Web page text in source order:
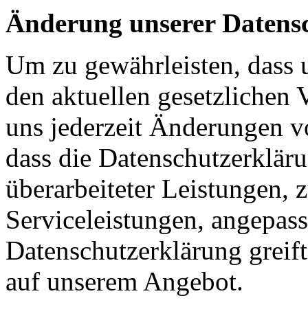
Änderung unserer
Um zu gewährleisten, dass
den aktuellen gesetzlichen
uns jederzeit Änderungen
dass die
überarbeiteter Leistungen,
Serviceleistungen,
Datenschutzerklärung
auf unserem Angebot.